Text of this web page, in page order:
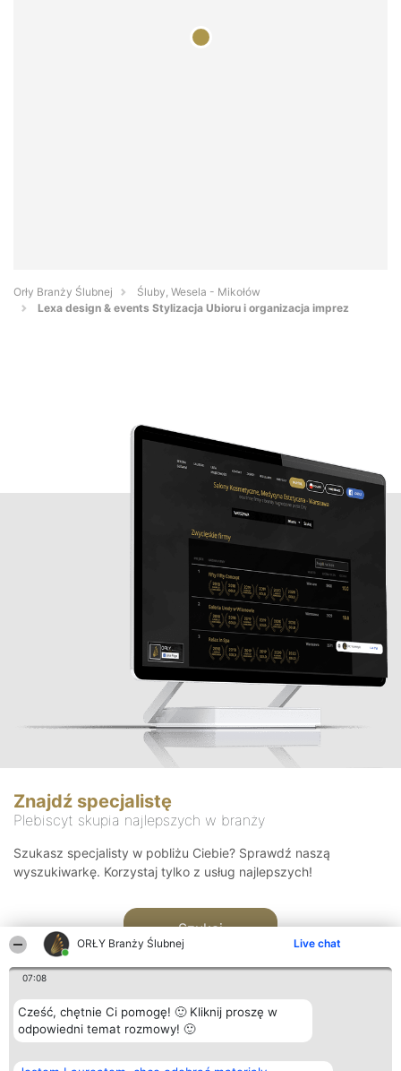
ORŁY Branży Ślubnej Live chat
07:08
Cześć, chętnie Ci pomogę! 🙂 Kliknij proszę w
odpowiedni temat rozmowy! 🙂
Orły Branży Ślubnej
Śluby, Wesela - Mikołów
Lexa design & events Stylizacja Ubioru i organizacja imprez
Znajdź specjalistę
Plebiscyt skupia najlepszych w branży
Szukasz specjalisty w pobliżu Ciebie? Sprawdź naszą
wyszukiwarkę. Korzystaj tylko z usług najlepszych!
Szukaj
Organizator plebiscytu Plebiscyt Kontakt